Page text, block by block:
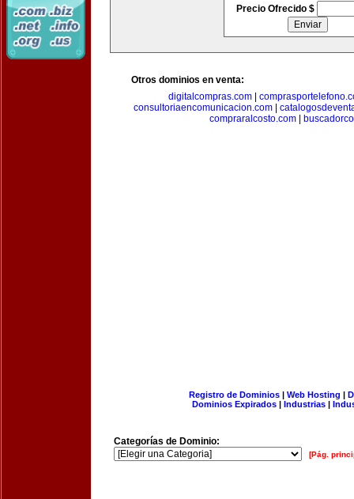
Precio Ofrecido $
Otros dominios en venta:
digitalcompras.com
consultoriaencomunicacion.com
compraralcosto.com|
Registro de Dominios| Web Hosting |
Dominios Expirados | Industrias |
Categorías de Dominio:
[Pág.